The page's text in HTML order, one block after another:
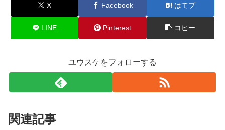
X Facebook はてブ
LINE Pinterest コピー
ユウスケをフォローする
関連記事